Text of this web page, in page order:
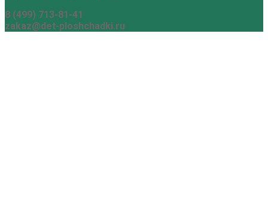
8 (499) 713-81-41
zakaz@det-ploshchadki.ru